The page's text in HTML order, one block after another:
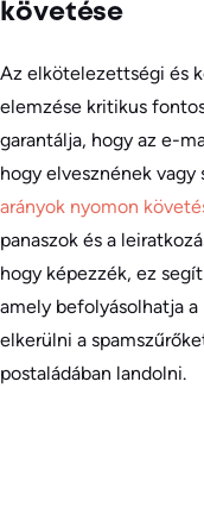
követése
Az elkötelezettségi és
elemzése kritikus
garantálja, hogy az e-
hogy elvesznének
arányok nyomon
panaszok és a
hogy képezzék, ez
amely befolyásolhatja
elkerülni a
postaládában landolni.